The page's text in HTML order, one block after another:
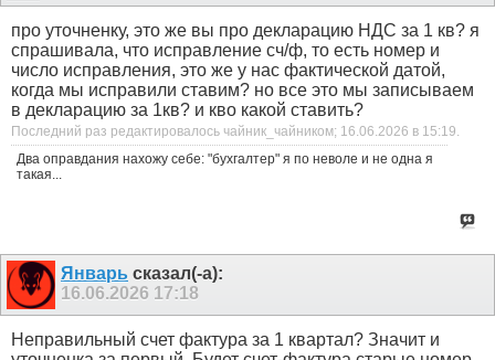
про уточненку, это же вы про декларацию НДС за 1 кв? я
спрашивала, что исправление сч/ф, то есть номер и
число исправления, это же у нас фактической датой,
когда мы исправили ставим? но все это мы записываем
в декларацию за 1кв? и кво какой ставить?
Последний раз редактировалось чайник_чайником; 16.06.2026 в 15:19.
Два оправдания нахожу себе: "бухгалтер" я по неволе и не одна я
такая...
Январь сказал(-а):
16.06.2026 17:18
Неправильный счет фактура за 1 квартал? Значит и